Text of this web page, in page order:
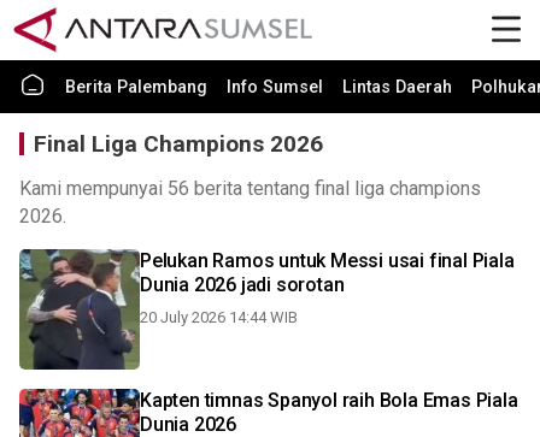
Berita Palembang Info Sumsel Lintas Daerah
Final Liga Champions 2026
Kami mempunyai 56 berita tentang final liga champions
2026.
Pelukan Ramos untuk Messi usai final Piala
Dunia 2026 jadi sorotan
20 July 2026 14:44 WIB
Kapten timnas Spanyol raih Bola Emas Piala
Dunia 2026